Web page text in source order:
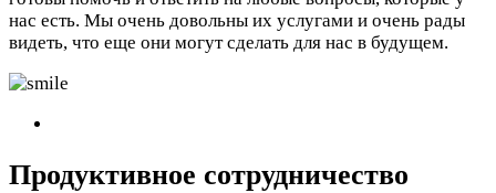
нас есть. Мы очень довольны их услугами и очень рады
видеть, что еще они могут сделать для нас в будущем.
Продуктивное сотрудничество